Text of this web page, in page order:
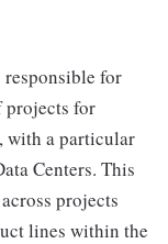
for
projects for
with a particular
Centers. This
projects
lines within the